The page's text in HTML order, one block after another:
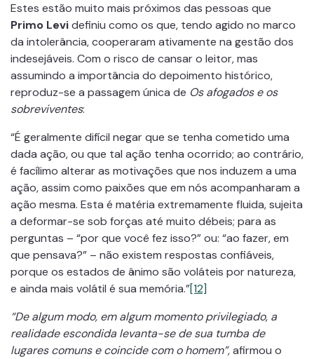
Estes estão muito mais próximos das pessoas que
Primo Levidefiniu como os que, tendo agido no marco
da intolerância, cooperaram ativamente na gestão dos
indesejáveis. Com o risco de cansar o leitor, mas
assumindo a importância do depoimento histórico,
reproduz-se a passagem única de Os afogados e os
sobreviventes:
“É geralmente difícil negar que se tenha cometido uma
dada ação, ou que tal ação tenha ocorrido; ao contrário,
é facílimo alterar as motivações que nos induzem a uma
ação, assim como paixões que em nós acompanharam a
ação mesma. Esta é matéria extremamente fluida, sujeita
a deformar-se sob forças até muito débeis; para as
perguntas – “por que você fez isso?” ou: “ao fazer, em
que pensava?” – não existem respostas confiáveis,
porque os estados de ânimo são voláteis por natureza,
e ainda mais volátil é sua memória.”[12]
“De algum modo, em algum momento privilegiado, a
realidade escondida levanta-se de sua tumba de
lugares comuns e coincide com o homem”,afirmou o